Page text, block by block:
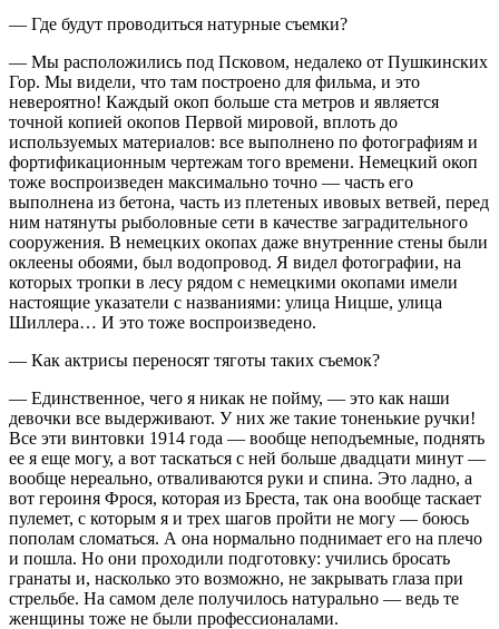
— Где будут проводиться натурные съемки?
— Мы расположились под Псковом, недалеко от Пушкинских
Гор. Мы видели, что там построено для фильма, и это
невероятно! Каждый окоп больше ста метров и является
точной копией окопов Первой мировой, вплоть до
используемых материалов: все выполнено по фотографиям и
фортификационным чертежам того времени. Немецкий окоп
тоже воспроизведен максимально точно — часть его
выполнена из бетона, часть из плетеных ивовых ветвей, перед
ним натянуты рыболовные сети в качестве заградительного
сооружения. В немецких окопах даже внутренние стены были
оклеены обоями, был водопровод. Я видел фотографии, на
которых тропки в лесу рядом с немецкими окопами имели
настоящие указатели с названиями: улица Ницше, улица
Шиллера… И это тоже воспроизведено.
— Как актрисы переносят тяготы таких съемок?
— Единственное, чего я никак не пойму, — это как наши
девочки все выдерживают. У них же такие тоненькие ручки!
Все эти винтовки 1914 года — вообще неподъемные, поднять
ее я еще могу, а вот таскаться с ней больше двадцати минут —
вообще нереально, отваливаются руки и спина. Это ладно, а
вот героиня Фрося, которая из Бреста, так она вообще таскает
пулемет, с которым я и трех шагов пройти не могу — боюсь
пополам сломаться. А она нормально поднимает его на плечо
и пошла. Но они проходили подготовку: учились бросать
гранаты и, насколько это возможно, не закрывать глаза при
стрельбе. На самом деле получилось натурально — ведь те
женщины тоже не были профессионалами.